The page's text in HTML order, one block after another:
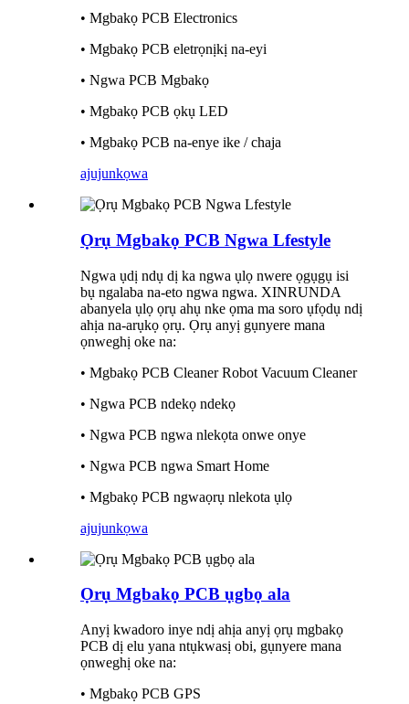
• Mgbakọ PCB Electronics
• Mgbakọ PCB eletrọnịkị na-eyi
• Ngwa PCB Mgbakọ
• Mgbakọ PCB ọkụ LED
• Mgbakọ PCB na-enye ike / chaja
ajujunkọwa
Ọrụ Mgbakọ PCB Ngwa Lfestyle
Ngwa ụdị ndụ dị ka ngwa ụlọ nwere ọgụgụ isi
bụ ngalaba na-eto ngwa ngwa. XINRUNDA
abanyela ụlọ ọrụ ahụ nke ọma ma soro ụfọdụ ndị
ahịa na-arụkọ ọrụ. Ọrụ anyị gụnyere mana
ọnweghị oke na:
• Mgbakọ PCB Cleaner Robot Vacuum Cleaner
• Ngwa PCB ndekọ ndekọ
• Ngwa PCB ngwa nlekọta onwe onye
• Ngwa PCB ngwa Smart Home
• Mgbakọ PCB ngwaọrụ nlekota ụlọ
ajujunkọwa
Ọrụ Mgbakọ PCB ụgbọ ala
Anyị kwadoro inye ndị ahịa anyị ọrụ mgbakọ
PCB dị elu yana ntụkwasị obi, gụnyere mana
ọnweghị oke na:
• Mgbakọ PCB GPS